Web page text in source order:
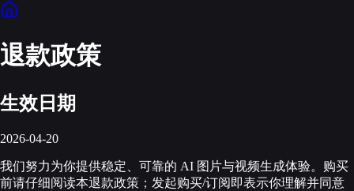
退款政策
生效日期
2026-04-20
我们努力为你提供稳定、可靠的 AI 图片与视频生成体验。购买
前请仔细阅读本退款政策；发起购买/订阅即表示你理解并同意